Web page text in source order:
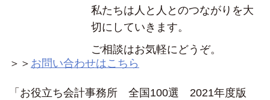
私たちは人と人とのつながりを大
切にしていきます。
ご相談はお気軽にどうぞ。
＞＞ お問い合わせはこちら
「お役立ち会計事務所 全国100選 2021年度版